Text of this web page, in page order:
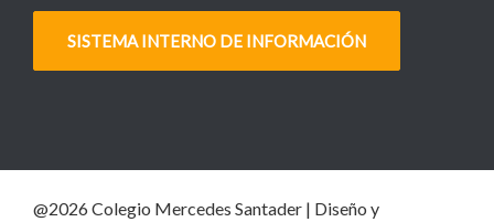
SISTEMA INTERNO DE INFORMACIÓN
@2026 Colegio Mercedes Santader | Diseño y